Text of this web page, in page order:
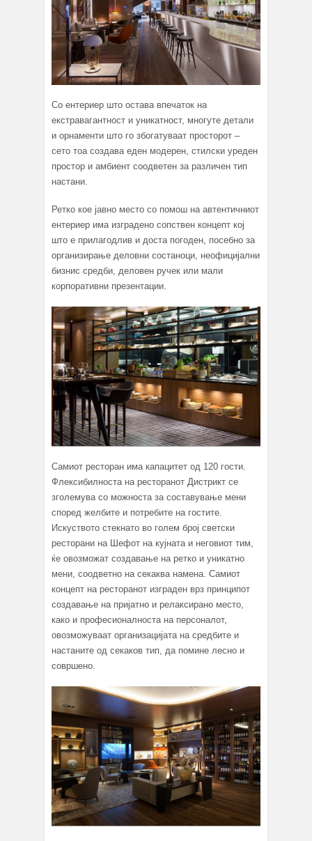
Со ентериер што остава впечаток на
екстравагантност и уникатност, многуте детали
и орнаменти што го збогатуваат просторот –
сето тоа создава еден модерен, стилски уреден
простор и амбиент соодветен за различен тип
настани.
Ретко кое јавно место со помош на автентичниот
ентериер има изградено сопствен концепт кој
што е прилагодлив и доста погоден, посебно за
организирање деловни состаноци, неофицијални
бизнис средби, деловен ручек или мали
корпоративни презентации.
Самиот ресторан има капацитет од 120 гости.
Флексибилноста на ресторанот Дистрикт се
зголемува со можноста за составување мени
според желбите и потребите на гостите.
Искуството стекнато во голем број светски
ресторани на Шефот на кујната и неговиот тим,
ќе овозможат создавање на ретко и уникатно
мени, соодветно на секаква намена. Самиот
концепт на ресторанот изграден врз принципот
создавање на пријатно и релаксирано место,
како и професионалноста на персоналот,
овозможуваат организацијата на средбите и
настаните од секаков тип, да помине лесно и
совршено.